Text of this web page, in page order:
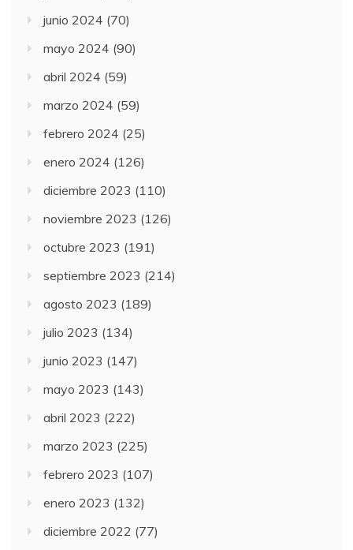
junio 2024 (70)
mayo 2024 (90)
abril 2024 (59)
marzo 2024 (59)
febrero 2024 (25)
enero 2024 (126)
diciembre 2023 (110)
noviembre 2023 (126)
octubre 2023 (191)
septiembre 2023 (214)
agosto 2023 (189)
julio 2023 (134)
junio 2023 (147)
mayo 2023 (143)
abril 2023 (222)
marzo 2023 (225)
febrero 2023 (107)
enero 2023 (132)
diciembre 2022 (77)